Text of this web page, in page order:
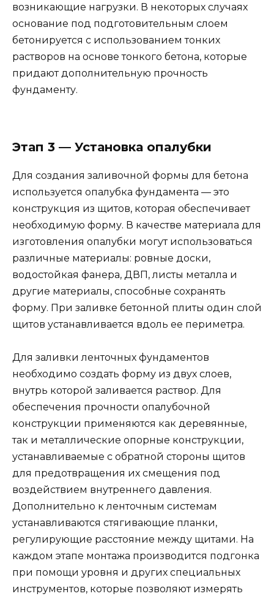
возникающие нагрузки. В некоторых случаях
основание под подготовительным слоем
бетонируется с использованием тонких
растворов на основе тонкого бетона, которые
придают дополнительную прочность
фундаменту.
Этап 3 — Установка опалубки
Для создания заливочной формы для бетона
используется опалубка фундамента — это
конструкция из щитов, которая обеспечивает
необходимую форму. В качестве материала для
изготовления опалубки могут использоваться
различные материалы: ровные доски,
водостойкая фанера, ДВП, листы металла и
другие материалы, способные сохранять
форму. При заливке бетонной плиты один слой
щитов устанавливается вдоль ее периметра.
Для заливки ленточных фундаментов
необходимо создать форму из двух слоев,
внутрь которой заливается раствор. Для
обеспечения прочности опалубочной
конструкции применяются как деревянные,
так и металлические опорные конструкции,
устанавливаемые с обратной стороны щитов
для предотвращения их смещения под
воздействием внутреннего давления.
Дополнительно к ленточным системам
устанавливаются стягивающие планки,
регулирующие расстояние между щитами. На
каждом этапе монтажа производится подгонка
при помощи уровня и других специальных
инструментов, которые позволяют измерять